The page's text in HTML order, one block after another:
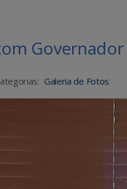
Galeria de Fotos